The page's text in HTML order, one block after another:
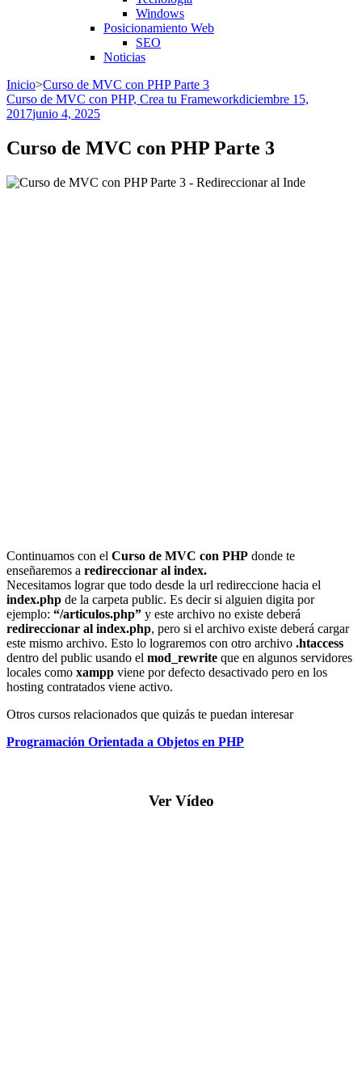
Windows
Posicionamiento Web
SEO
Noticias
Inicio>Curso de MVC con PHP Parte 3
Curso de MVC con PHP, Crea tu Frameworkdiciembre 15,
2017junio 4, 2025
Curso de MVC con PHP Parte 3
Continuamos con el Curso de MVC con PHP donde te
enseñaremos a redireccionar al index.
Necesitamos lograr que todo desde la url redireccione hacia el
index.php de la carpeta public. Es decir si alguien digita por
ejemplo: “/articulos.php” y este archivo no existe deberá
redireccionar al index.php, pero si el archivo existe deberá cargar
este mismo archivo. Esto lo lograremos con otro archivo .htaccess
dentro del public usando el mod_rewrite que en algunos servidores
locales como xampp viene por defecto desactivado pero en los
hosting contratados viene activo.
Otros cursos relacionados que quizás te puedan interesar
Programación Orientada a Objetos en PHP
Ver Vídeo